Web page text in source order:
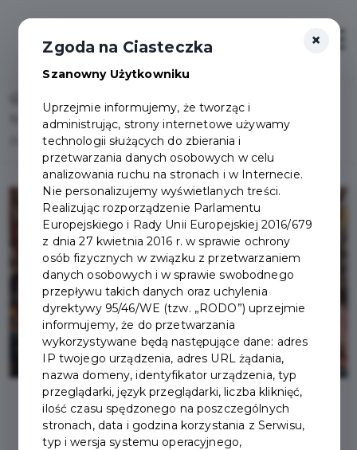
Niezwykli goście w Powiatowej i Miejskiej Bibliotece
Publicznej w Pruszczu Gdańskim
2025-07-11
×
Zgoda na Ciasteczka
Szanowny Użytkowniku
Uprzejmie informujemy, że tworząc i
administrując, strony internetowe używamy
technologii służących do zbierania i
przetwarzania danych osobowych w celu
analizowania ruchu na stronach i w Internecie.
Nie personalizujemy wyświetlanych treści.
Realizując rozporządzenie Parlamentu
Europejskiego i Rady Unii Europejskiej 2016/679
z dnia 27 kwietnia 2016 r. w sprawie ochrony
osób fizycznych w związku z przetwarzaniem
danych osobowych i w sprawie swobodnego
przepływu takich danych oraz uchylenia
dyrektywy 95/46/WE (tzw. „RODO”) uprzejmie
informujemy, że do przetwarzania
wykorzystywane będą następujące dane: adres
IP twojego urządzenia, adres URL żądania,
nazwa domeny, identyfikator urządzenia, typ
przeglądarki, język przeglądarki, liczba kliknięć,
ilość czasu spędzonego na poszczególnych
stronach, data i godzina korzystania z Serwisu,
typ i wersja systemu operacyjnego,